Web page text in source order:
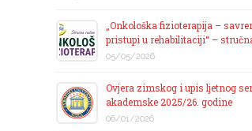
„Onkološka fizioterapija –
pristupi u rehabilitaciji“ –
05/05/2026
Ovjera zimskog i upis ljetnog
akademske 2025/26. godine
06/01/2026